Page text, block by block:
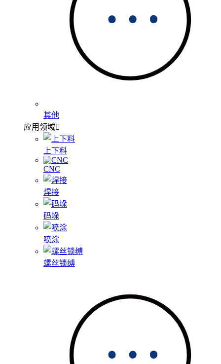
其他
应用领域
上下料
CNC
焊接
码垛
喷涂
螺丝锁缚